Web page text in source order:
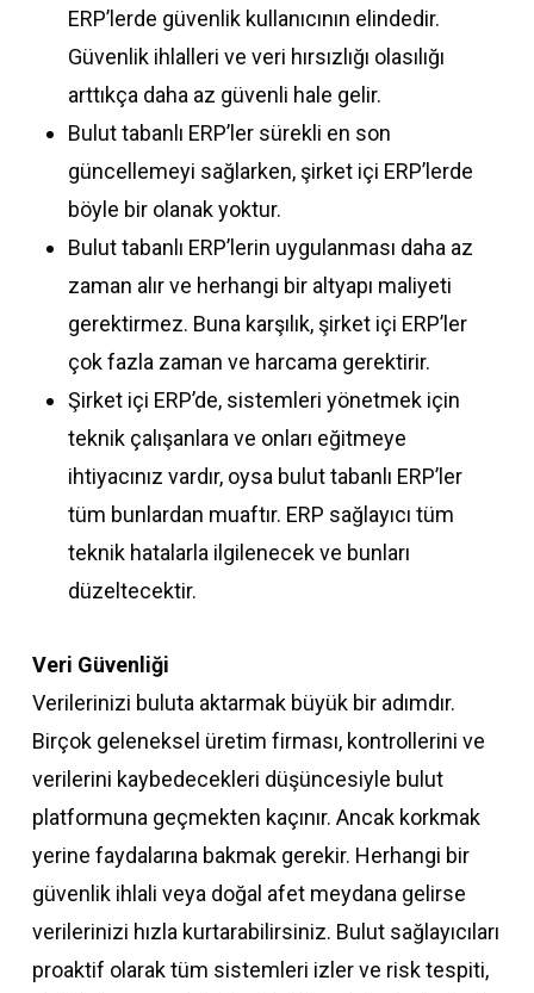
ERP’lerde güvenlik kullanıcının elindedir.
Güvenlik ihlalleri ve veri hırsızlığı olasılığı
arttıkça daha az güvenli hale gelir.
Bulut tabanlı ERP’ler sürekli en son
güncellemeyi sağlarken, şirket içi ERP’lerde
böyle bir olanak yoktur.
Bulut tabanlı ERP’lerin uygulanması daha az
zaman alır ve herhangi bir altyapı maliyeti
gerektirmez. Buna karşılık, şirket içi ERP’ler
çok fazla zaman ve harcama gerektirir.
Şirket içi ERP’de, sistemleri yönetmek için
teknik çalışanlara ve onları eğitmeye
ihtiyacınız vardır, oysa bulut tabanlı ERP’ler
tüm bunlardan muaftır. ERP sağlayıcı tüm
teknik hatalarla ilgilenecek ve bunları
düzeltecektir.
Veri Güvenliği
Verilerinizi buluta aktarmak büyük bir adımdır.
Birçok geleneksel üretim firması, kontrollerini ve
verilerini kaybedecekleri düşüncesiyle bulut
platformuna geçmekten kaçınır. Ancak korkmak
yerine faydalarına bakmak gerekir. Herhangi bir
güvenlik ihlali veya doğal afet meydana gelirse
verilerinizi hızla kurtarabilirsiniz. Bulut sağlayıcıları
proaktif olarak tüm sistemleri izler ve risk tespiti,